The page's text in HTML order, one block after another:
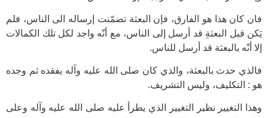
فان كان هذا هو الفارق، فإن البعثة تضمّنت إرساله الى الناس، فلم
يَكن قبل البعثةِ قد أرسل إلى الناس، مع أنّه واجد لكل تلك الكمالات
إلا أنّه بالبعثة قد أرسل للناس.
فالذي حدث بالبعثة، والذي كان صلى الله عليه وآله يفقده ثم وجده
هو : التكليف، وليس التشريف.
وهذا التغيير نظير التغيير الذي يطرأ عليه صلى الله عليه وآله وعلى